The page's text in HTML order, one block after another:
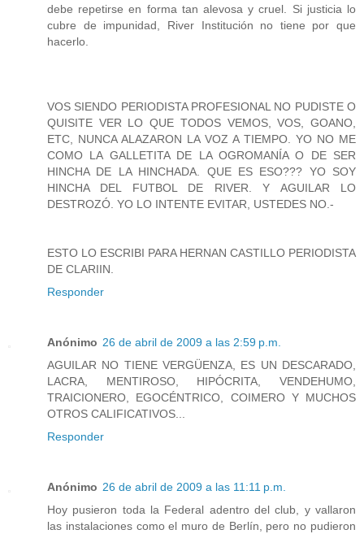
debe repetirse en forma tan alevosa y cruel. Si justicia lo
cubre de impunidad, River Institución no tiene por que
hacerlo.
VOS SIENDO PERIODISTA PROFESIONAL NO PUDISTE O
QUISITE VER LO QUE TODOS VEMOS, VOS, GOANO,
ETC, NUNCA ALAZARON LA VOZ A TIEMPO. YO NO ME
COMO LA GALLETITA DE LA OGROMANÍA O DE SER
HINCHA DE LA HINCHADA. QUE ES ESO??? YO SOY
HINCHA DEL FUTBOL DE RIVER. Y AGUILAR LO
DESTROZÓ. YO LO INTENTE EVITAR, USTEDES NO.-
ESTO LO ESCRIBI PARA HERNAN CASTILLO PERIODISTA
DE CLARIIN.
Responder
Anónimo 26 de abril de 2009 a las 2:59 p.m.
AGUILAR NO TIENE VERGÜENZA, ES UN DESCARADO,
LACRA, MENTIROSO, HIPÓCRITA, VENDEHUMO,
TRAICIONERO, EGOCÉNTRICO, COIMERO Y MUCHOS
OTROS CALIFICATIVOS...
Responder
Anónimo 26 de abril de 2009 a las 11:11 p.m.
Hoy pusieron toda la Federal adentro del club, y vallaron
las instalaciones como el muro de Berlín, pero no pudieron